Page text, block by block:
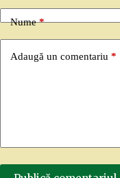
Nume*
Adaugă un comentariu *